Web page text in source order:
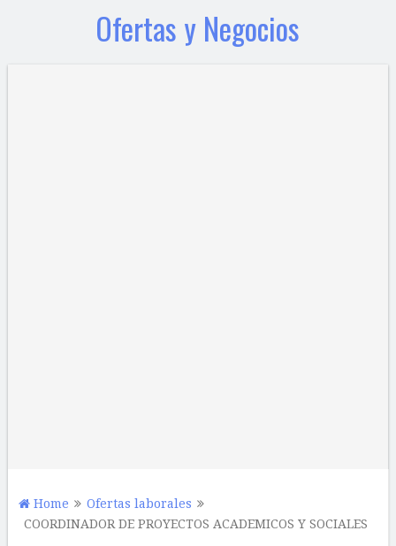
Ofertas y Negocios
Home
Ofertas laborales
COORDINADOR DE PROYECTOS ACADEMICOS Y SOCIALES